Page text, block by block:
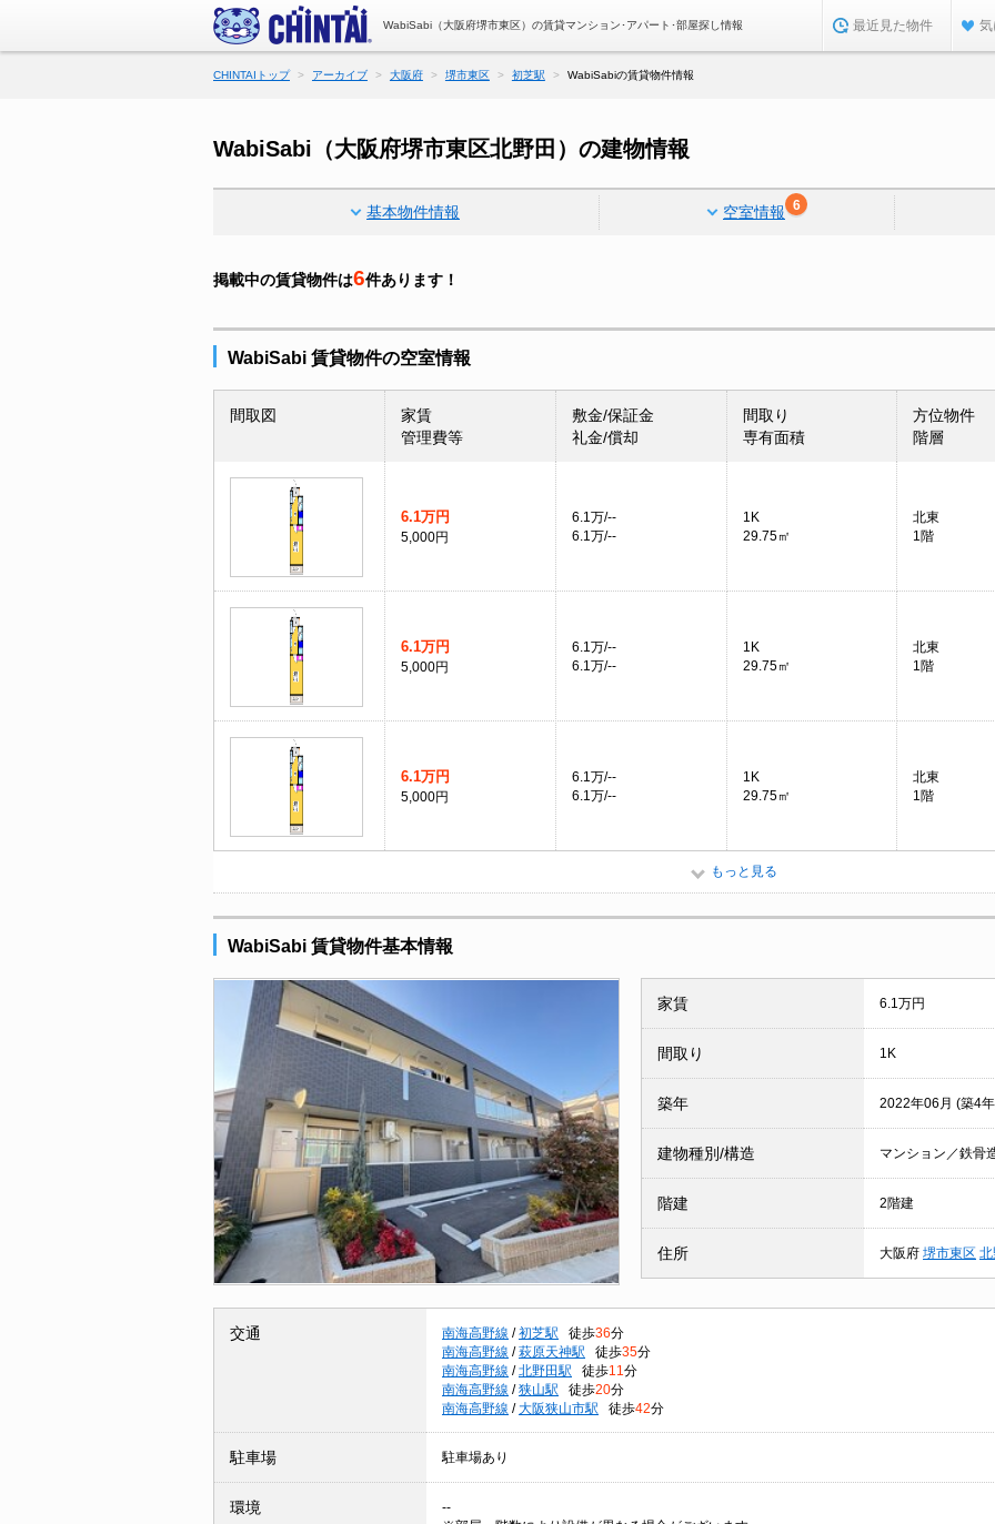
WabiSabi（大阪府堺市東区）の賃貸マンション･アパート･部屋探し情報 最近見た物件 気
CHINTAIトップ アーカイブ 大阪府 堺市東区 初芝駅 WabiSabiの賃貸物件情報
WabiSabi（大阪府堺市東区北野田）の建物情報
基本物件情報 空室情報 6
掲載中の賃貸物件は6件あります！
WabiSabi 賃貸物件の空室情報
間取図
家賃
管理費等
敷金/保証金
礼金/償却
間取り
専有面積
方位物件
階層
6.1万円
5,000円
6.1万/--
6.1万/--
1K
29.75㎡
北東
1階
6.1万円
5,000円
6.1万/--
6.1万/--
1K
29.75㎡
北東
1階
6.1万円
5,000円
6.1万/--
6.1万/--
1K
29.75㎡
北東
1階
もっと見る
WabiSabi 賃貸物件基本情報
家賃 6.1万円
間取り 1K
築年 2022年06月 (築4
建物種別/構造 マンション／鉄骨
階建 2階建
住所 大阪府 堺市東区 北
交通 南海高野線 / 初芝駅 徒歩36分
南海高野線 / 萩原天神駅 徒歩35分
南海高野線 / 北野田駅 徒歩11 分
南海高野線 / 狭山駅 徒歩20分
南海高野線 / 大阪狭山市駅 徒歩42分
駐車場 駐車場あり
環境
--